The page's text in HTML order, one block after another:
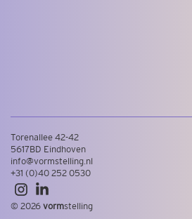
Torenallee 42-42
5617BD Eindhoven
info@vormstelling.nl
+31 (0)40 252 0530
© 2026 vormstelling